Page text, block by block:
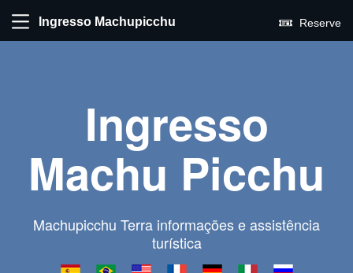
Ingresso Machupicchu Reserve
Ingresso
Machu Picchu
Machupicchu Terra informações e assistência
turística